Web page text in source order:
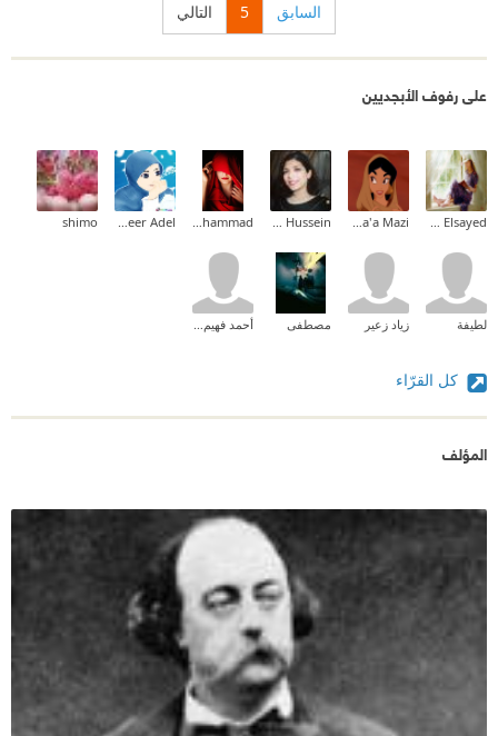
السابق 5 التالي
على رفوف الأبجديين
Ghada Elsayed
Hana'a Mazi
Sara Hussein
kareman mohammad
Abeer Adel
shimo
لطيفة زياد زعير مصطفى أحمد فهيم القاضى
كل القرّاء
المؤلف